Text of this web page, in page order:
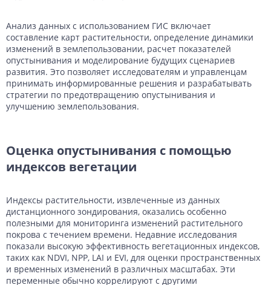
Анализ данных с использованием ГИС включает
составление карт растительности, определение динамики
изменений в землепользовании, расчет показателей
опустынивания и моделирование будущих сценариев
развития. Это позволяет исследователям и управленцам
принимать информированные решения и разрабатывать
стратегии по предотвращению опустынивания и
улучшению землепользования.
Оценка опустынивания с помощью
индексов вегетации
Индексы растительности, извлеченные из данных
дистанционного зондирования, оказались особенно
полезными для мониторинга изменений растительного
покрова с течением времени. Недавние исследования
показали высокую эффективность вегетационных индексов,
таких как NDVI, NPP, LAI и EVI, для оценки пространственных
и временных изменений в различных масштабах. Эти
переменные обычно коррелируют с другими